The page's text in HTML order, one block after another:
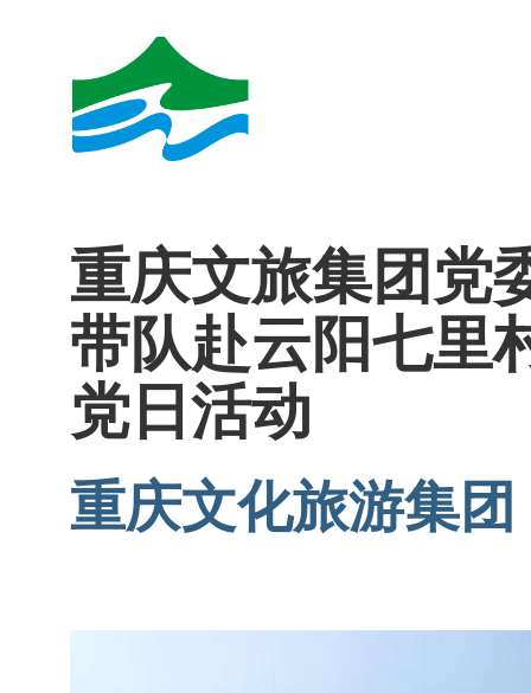
重庆文旅集团党
带队赴云阳七里
党日活动
重庆文化旅游集团